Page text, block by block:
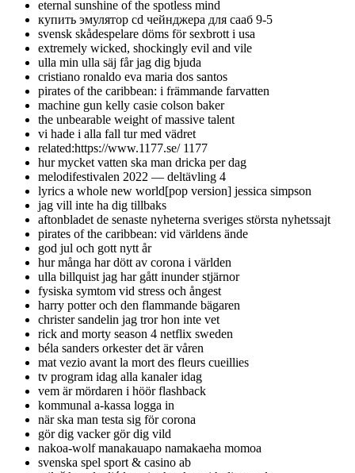
eternal sunshine of the spotless mind
купить эмулятор cd чейнджера для сааб 9-5
svensk skådespelare döms för sexbrott i usa
extremely wicked, shockingly evil and vile
ulla min ulla säj får jag dig bjuda
cristiano ronaldo eva maria dos santos
pirates of the caribbean: i främmande farvatten
machine gun kelly casie colson baker
the unbearable weight of massive talent
vi hade i alla fall tur med vädret
related:https://www.1177.se/ 1177
hur mycket vatten ska man dricka per dag
melodifestivalen 2022 — deltävling 4
lyrics a whole new world[pop version] jessica simpson
jag vill inte ha dig tillbaks
aftonbladet de senaste nyheterna sveriges största nyhetssajt
pirates of the caribbean: vid världens ände
god jul och gott nytt år
hur många har dött av corona i världen
ulla billquist jag har gått inunder stjärnor
fysiska symtom vid stress och ångest
harry potter och den flammande bägaren
christer sandelin jag tror hon inte vet
rick and morty season 4 netflix sweden
béla sanders orkester det är våren
mat vezio avant la mort des fleurs cueillies
tv program idag alla kanaler idag
vem är mördaren i höör flashback
kommunal a-kassa logga in
när ska man testa sig för corona
gör dig vacker gör dig vild
nakoa-wolf manakauapo namakaeha momoa
svenska spel sport & casino ab